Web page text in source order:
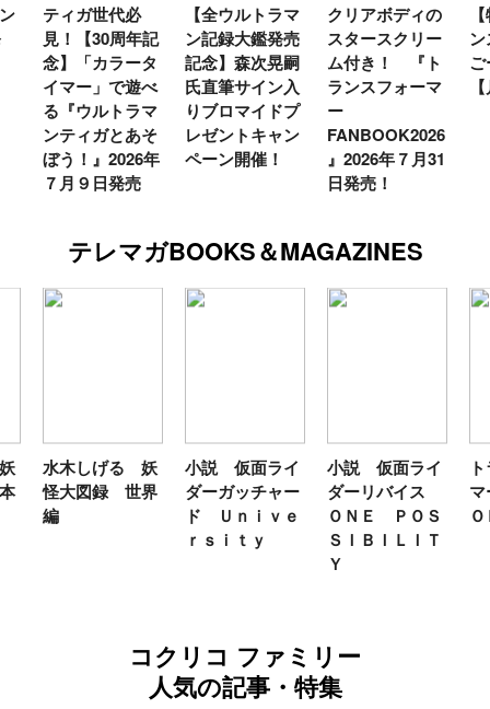
ティガ世代必
見！【30周年記
念】「カラータ
イマー」で遊べ
る『ウルトラマ
ンティガとあそ
ぼう！』2026年
７月９日発売
【全ウルトラマ
ン記録大鑑発売
記念】森次晃嗣
氏直筆サイン入
りブロマイドプ
レゼントキャン
ペーン開催！
クリアボディの
スタースクリー
ム付き！ 『ト
ランスフォーマ
ー
FANBOOK2026
』2026年７月31
日発売！
テレマガBOOKS＆MAGAZINES
水木しげる 妖
怪大図録 世界
編
小説 仮面ライ
ダーガッチャー
ド Ｕｎｉｖｅ
ｒｓｉｔｙ
小説 仮面ライ
ダーリバイス
ＯＮＥ ＰＯＳ
ＳＩＢＩＬＩＴ
Ｙ
コクリコ ファミリー
人気の記事・特集